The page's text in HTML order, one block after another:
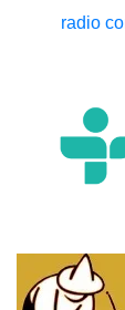
radio